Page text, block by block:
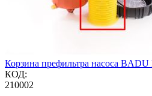
Корзина префильтра насоса BADU
КОД:
210002